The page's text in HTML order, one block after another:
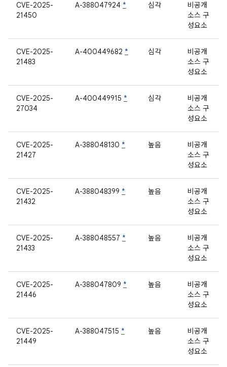
CVE-2025-
21450
A-388047924 * 심각
비공개
소스 구
성요소
CVE-2025-
21483
A-400449682 * 심각
비공개
소스 구
성요소
CVE-2025-
27034
A-400449915 * 심각
비공개
소스 구
성요소
CVE-2025-
21427
A-388048130 * 높음
비공개
소스 구
성요소
CVE-2025-
21432
A-388048399 * 높음
비공개
소스 구
성요소
CVE-2025-
21433
A-388048557 * 높음
비공개
소스 구
성요소
CVE-2025-
21446
A-388047809 * 높음
비공개
소스 구
성요소
CVE-2025-
21449
A-388047515 * 높음
비공개
소스 구
성요소